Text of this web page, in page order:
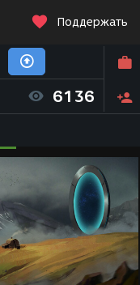
Поддержать
6136